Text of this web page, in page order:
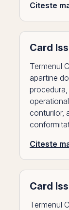
Citeste
Card
Termenul
apartine
conturilor,
Citeste
Card
Termenul